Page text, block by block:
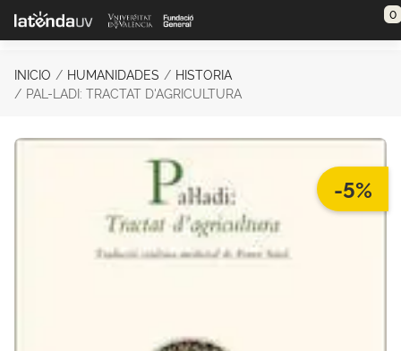
Saltar al contenido principal 0
INICIO HUMANIDADES
HISTORIA
PAL-LADI: TRACTAT D'AGRICULTURA
-5%